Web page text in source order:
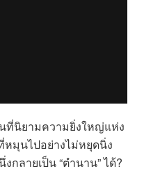
ที่นิยามความยิ่งใหญ่แห่ง
หมุนไปอย่างไม่หยุดนิ่ง
ลายเป็น “ตำนาน” ได้?